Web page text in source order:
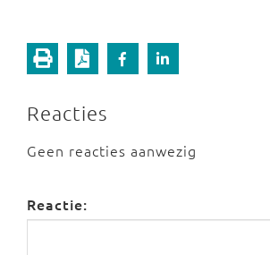
Reacties
Geen reacties aanwezig
Reactie: